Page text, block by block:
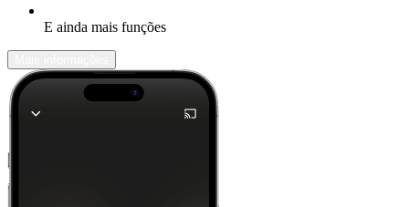
E ainda mais funções